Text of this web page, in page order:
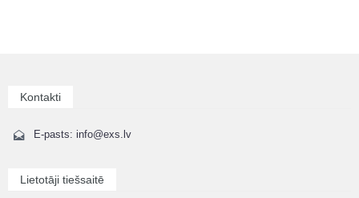
Kontakti
E-pasts: info@exs.lv
Lietotāji tiešsaitē